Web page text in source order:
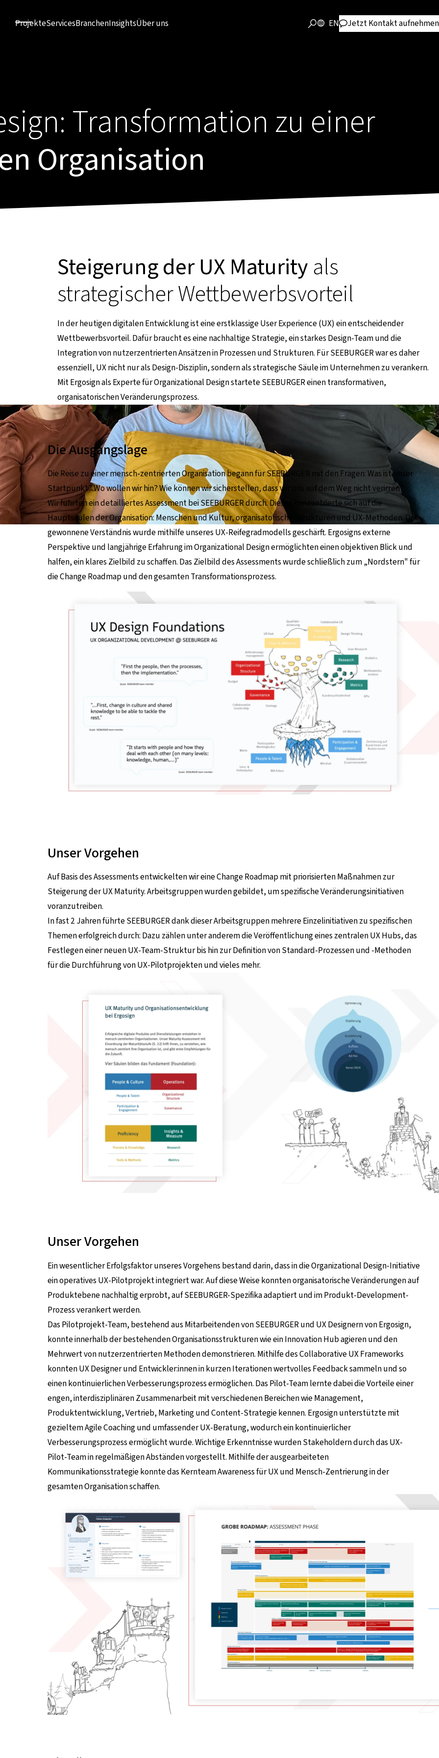
ProjekteServicesBranchenInsightsÜber uns EN Jetzt Kontakt aufnehmen
Transformation zu einer
Organisation
Steigerung der UX Maturity als
strategischer Wettbewerbsvorteil
In der heutigen digitalen Entwicklung ist eine erstklassige User Experience (UX) ein entscheidender
Wettbewerbsvorteil. Dafür braucht es eine nachhaltige Strategie, ein starkes Design-Team und die
Integration von nutzerzentrierten Ansätzen in Prozessen und Strukturen. Für SEEBURGER war es daher
essenziell, UX nicht nur als Design-Disziplin, sondern als strategische Säule im Unternehmen zu verankern.
Mit Ergosign als Experte für Organizational Design startete SEEBURGER einen transformativen,
organisatorischen Veränderungsprozess.
Die Ausgangslage
Die Reise zu einer mensch-zentrierten Organisation begann für SEEBURGER mit den Fragen: Was ist unser
Startpunkt? Wo wollen wir hin? Wie können wir sicherstellen, dass wir uns auf dem Weg nicht verirren?
Wir führten ein detailliertes Assessment bei SEEBURGER durch. Dieses konzentrierte sich auf die
Hauptsäulen der Organisation: Menschen und Kultur, organisatorische Strukturen und UX-Methoden. Das
gewonnene Verständnis wurde mithilfe unseres UX-Reifegradmodells geschärft. Ergosigns externe
Perspektive und langjährige Erfahrung im Organizational Design ermöglichten einen objektiven Blick und
halfen, ein klares Zielbild zu schaffen. Das Zielbild des Assessments wurde schließlich zum „Nordstern" für
die Change Roadmap und den gesamten Transformationsprozess.
Unser Vorgehen
Auf Basis des Assessments entwickelten wir eine Change Roadmap mit priorisierten Maßnahmen zur
Steigerung der UX Maturity. Arbeitsgruppen wurden gebildet, um spezifische Veränderungsinitiativen
voranzutreiben.
In fast 2 Jahren führte SEEBURGER dank dieser Arbeitsgruppen mehrere Einzelinitiativen zu spezifischen
Themen erfolgreich durch: Dazu zählen unter anderem die Veröffentlichung eines zentralen UX Hubs, das
Festlegen einer neuen UX-Team-Struktur bis hin zur Definition von Standard-Prozessen und -Methoden
für die Durchführung von UX-Pilotprojekten und vieles mehr.
Unser Vorgehen
Ein wesentlicher Erfolgsfaktor unseres Vorgehens bestand darin, dass in die Organizational Design-Initiative
ein operatives UX-Pilotprojekt integriert war. Auf diese Weise konnten organisatorische Veränderungen auf
Produktebene nachhaltig erprobt, auf SEEBURGER-Spezifika adaptiert und im Produkt-Development-
Prozess verankert werden.
Das Pilotprojekt-Team, bestehend aus Mitarbeitenden von SEEBURGER und UX Designern von Ergosign,
konnte innerhalb der bestehenden Organisationsstrukturen wie ein Innovation Hub agieren und den
Mehrwert von nutzerzentrierten Methoden demonstrieren. Mithilfe des Collaborative UX Frameworks
konnten UX Designer und Entwickler:innen in kurzen Iterationen wertvolles Feedback sammeln und so
einen kontinuierlichen Verbesserungsprozess ermöglichen. Das Pilot-Team lernte dabei die Vorteile einer
engen, interdisziplinären Zusammenarbeit mit verschiedenen Bereichen wie Management,
Produktentwicklung, Vertrieb, Marketing und Content-Strategie kennen. Ergosign unterstützte mit
gezieltem Agile Coaching und umfassender UX-Beratung, wodurch ein kontinuierlicher
Verbesserungsprozess ermöglicht wurde. Wichtige Erkenntnisse wurden Stakeholdern durch das UX-
Pilot-Team in regelmäßigen Abständen vorgestellt. Mithilfe der ausgearbeiteten
Kommunikationsstrategie konnte das Kernteam Awareness für UX und Mensch-Zentrierung in der
gesamten Organisation schaffen.